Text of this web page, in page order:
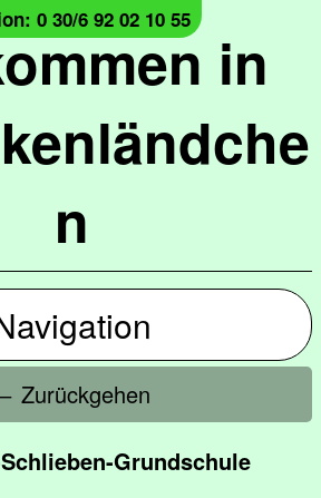
in
n
0 30/6 92 02 10 55
Zurückgehen
Grundschule